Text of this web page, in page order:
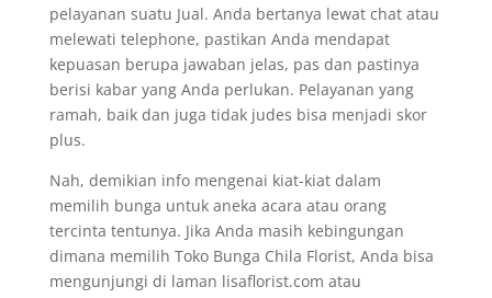
pelayanan suatu Jual. Anda bertanya lewat chat atau
melewati telephone, pastikan Anda mendapat
kepuasan berupa jawaban jelas, pas dan pastinya
berisi kabar yang Anda perlukan. Pelayanan yang
ramah, baik dan juga tidak judes bisa menjadi skor
plus.
Nah, demikian info mengenai kiat-kiat dalam
memilih bunga untuk aneka acara atau orang
tercinta tentunya. Jika Anda masih kebingungan
dimana memilih Toko Bunga Chila Florist, Anda bisa
mengunjungi di laman lisaflorist.com atau